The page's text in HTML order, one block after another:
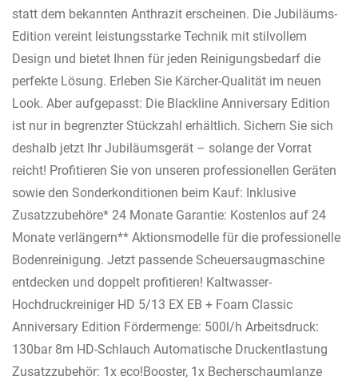
statt dem bekannten Anthrazit erscheinen. Die Jubiläums-
Edition vereint leistungsstarke Technik mit stilvollem
Design und bietet Ihnen für jeden Reinigungsbedarf die
perfekte Lösung. Erleben Sie Kärcher-Qualität im neuen
Look. Aber aufgepasst: Die Blackline Anniversary Edition
ist nur in begrenzter Stückzahl erhältlich. Sichern Sie sich
deshalb jetzt Ihr Jubiläumsgerät – solange der Vorrat
reicht! Profitieren Sie von unseren professionellen Geräten
sowie den Sonderkonditionen beim Kauf: Inklusive
Zusatzzubehöre* 24 Monate Garantie: Kostenlos auf 24
Monate verlängern** Aktionsmodelle für die professionelle
Bodenreinigung. Jetzt passende Scheuersaugmaschine
entdecken und doppelt profitieren! Kaltwasser-
Hochdruckreiniger HD 5/13 EX EB + Foam Classic
Anniversary Edition Fördermenge: 500l/h Arbeitsdruck:
130bar 8m HD-Schlauch Automatische Druckentlastung
Zusatzzubehör: 1x eco!Booster, 1x Becherschaumlanze